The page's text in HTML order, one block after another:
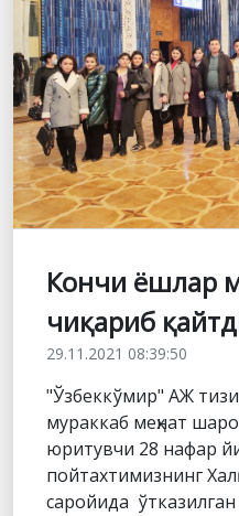
Кончи ёшлар
чиқариб
29.11.2021 08:39:50
"Ўзбеккўмир" АЖ
мураккаб меҳнат
юритувчи 28 нафар
пойтахтимизнинг
саройида ўтказилган